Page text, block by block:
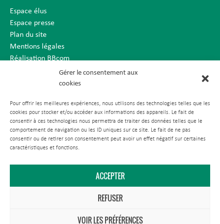
Gérer le consentement aux
cookies
Pour offrir les meilleures expériences, nous utilisons des technologies telles que les
cookies pour stocker et/ou accéder aux informations des appareils. Le fait de
consentir à ces technologies nous permettra de traiter des données telles que le
comportement de navigation ou les ID uniques sur ce site. Le fait de ne pas
consentir ou de retirer son consentement peut avoir un effet négatif sur certaines
caractéristiques et fonctions.
ACCEPTER
REFUSER
VOIR LES PRÉFÉRENCES
Espace élus
Espace presse
Plan du site
Mentions légales
Réalisation BBcom